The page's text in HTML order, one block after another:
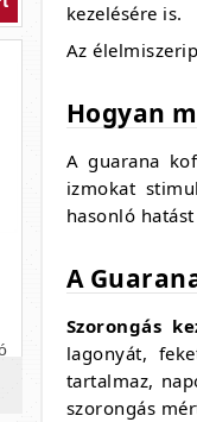
kezelésére is.
Az
Hogyan
A guarana
izmokat
hasonló
A
Szorongás
lagonyát,
tartalmaz,
szorongás